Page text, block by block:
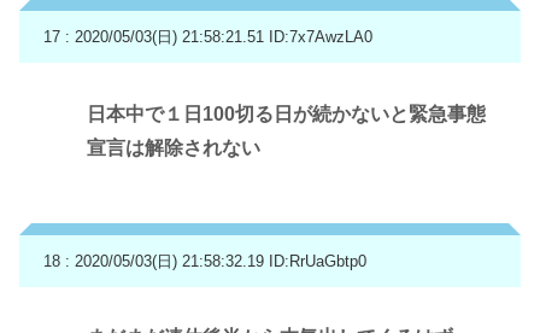
17 : 2020/05/03(日) 21:58:21.51 ID:7x7AwzLA0
日本中で１日100切る日が続かないと緊急事態
宣言は解除されない
18 : 2020/05/03(日) 21:58:32.19 ID:RrUaGbtp0